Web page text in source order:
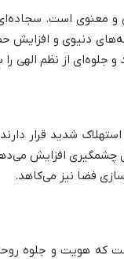
است. سجاده‌ای
دنیوی و
جلوه‌ای از نظم الهی
شدید قرار
چشمگیری افزایش
فضا نیز می‌کاهد.
که هویت و جلوه